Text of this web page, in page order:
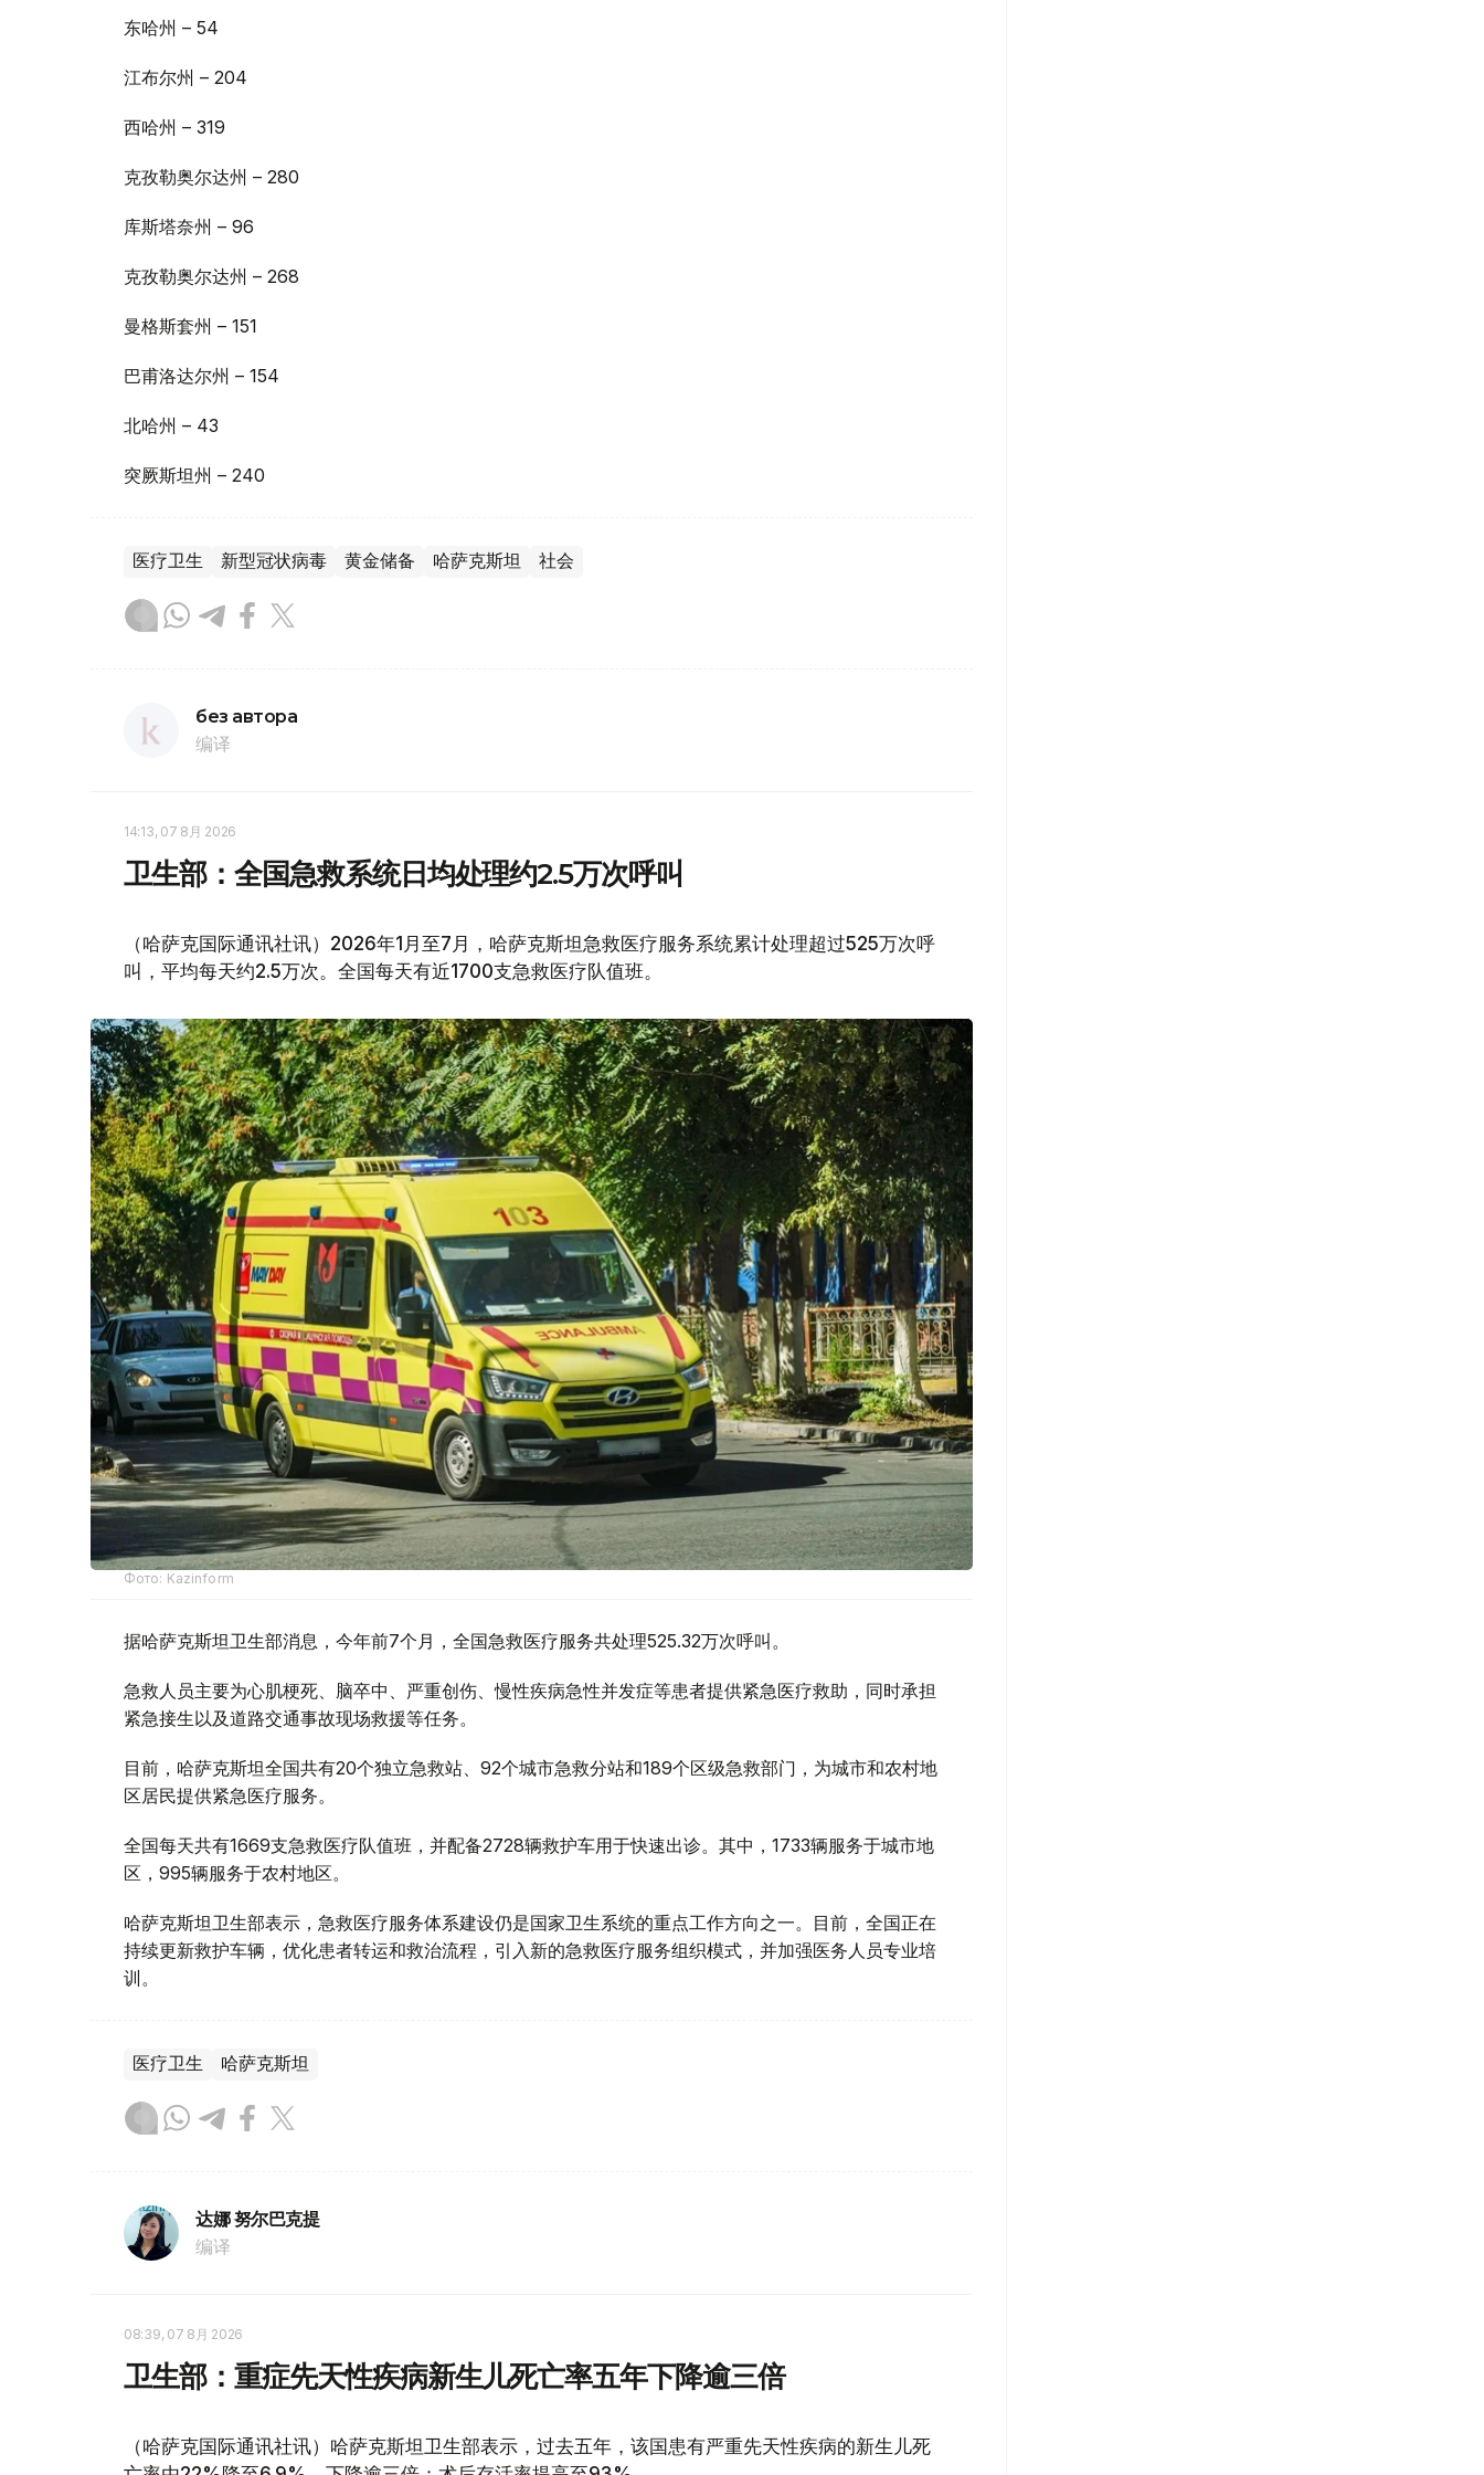
东哈州 – 54
江布尔州 – 204
西哈州 – 319
克孜勒奥尔达州 – 280
库斯塔奈州 – 96
克孜勒奥尔达州 – 268
曼格斯套州 – 151
巴甫洛达尔州 – 154
北哈州 – 43
突厥斯坦州 – 240
医疗卫生 新型冠状病毒 黄金储备 哈萨克斯坦 社会
без автора
编译
14:13, 07 8月 2026
卫生部：全国急救系统日均处理约2.5万次呼叫
（哈萨克国际通讯社讯）2026年1月至7月，哈萨克斯坦急救医疗服务系统累计处理超过525万次呼
叫，平均每天约2.5万次。全国每天有近1700支急救医疗队值班。
Фото: Kazinform
据哈萨克斯坦卫生部消息，今年前7个月，全国急救医疗服务共处理525.32万次呼叫。
急救人员主要为心肌梗死、脑卒中、严重创伤、慢性疾病急性并发症等患者提供紧急医疗救助，同时承担
紧急接生以及道路交通事故现场救援等任务。
目前，哈萨克斯坦全国共有20个独立急救站、92个城市急救分站和189个区级急救部门，为城市和农村地
区居民提供紧急医疗服务。
全国每天共有1669支急救医疗队值班，并配备2728辆救护车用于快速出诊。其中，1733辆服务于城市地
区，995辆服务于农村地区。
哈萨克斯坦卫生部表示，急救医疗服务体系建设仍是国家卫生系统的重点工作方向之一。目前，全国正在
持续更新救护车辆，优化患者转运和救治流程，引入新的急救医疗服务组织模式，并加强医务人员专业培
训。
医疗卫生 哈萨克斯坦
达娜 努尔巴克提
编译
08:39, 07 8月 2026
卫生部：重症先天性疾病新生儿死亡率五年下降逾三倍
（哈萨克国际通讯社讯）哈萨克斯坦卫生部表示，过去五年，该国患有严重先天性疾病的新生儿死